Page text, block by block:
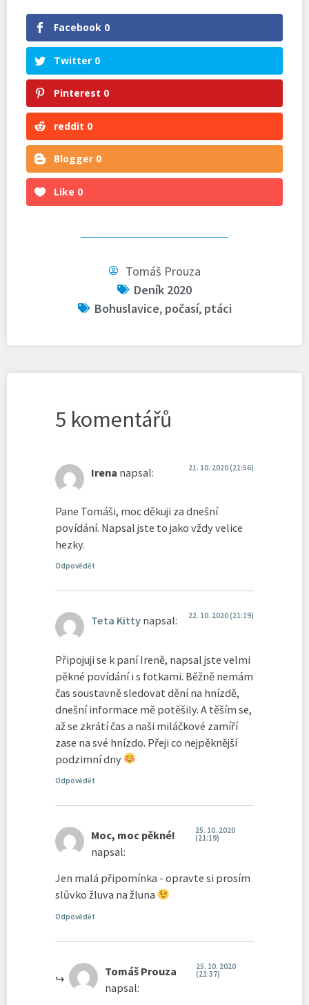
Facebook 0
Twitter 0
Pinterest 0
reddit 0
Blogger 0
Like 0
Tomáš Prouza
Deník 2020
Bohuslavice, počasí, ptáci
5 komentářů
Irena napsal: 21. 10. 2020 (21:56)
Pane Tomáši, moc děkuji za dnešní
povídání. Napsal jste to jako vždy velice
hezky.
Odpovědět
Teta Kitty napsal: 22. 10. 2020 (21:19)
Připojuji se k paní Ireně, napsal jste velmi
pěkné povídání i s fotkami. Běžně nemám
čas soustavně sledovat dění na hnízdě,
dnešní informace mě potěšily. A těším se,
až se zkrátí čas a naši miláčkové zamíří
zase na své hnízdo. Přeji co nejpěknější
podzimní dny
Odpovědět
Moc, moc pěkné!
napsal:
25. 10. 2020
(21:19)
Jen malá připomínka - opravte si prosím
slůvko žluva na žluna
Odpovědět
Tomáš Prouza
napsal:
25. 10. 2020
(21:37)